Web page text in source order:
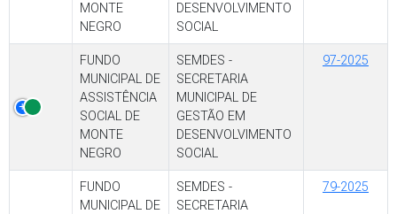
MONTE
NEGRO
DESENVOLVIMENTO
SOCIAL
FUNDO
MUNICIPAL DE
ASSISTÊNCIA
SOCIAL DE
MONTE
NEGRO
SEMDES -
SECRETARIA
MUNICIPAL DE
GESTÃO EM
DESENVOLVIMENTO
SOCIAL
97-2025
FUNDO
MUNICIPAL DE
SEMDES -
SECRETARIA
79-2025